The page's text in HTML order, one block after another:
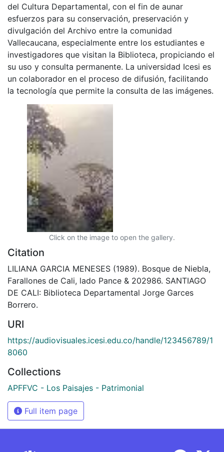
del Cultura Departamental, con el fin de aunar
esfuerzos para su conservación, preservación y
divulgación del Archivo entre la comunidad
Vallecaucana, especialmente entre los estudiantes e
investigadores que visitan la Biblioteca, propiciando el
su uso y consulta permanente. La universidad Icesi es
un colaborador en el proceso de difusión, facilitando
la tecnología que permite la consulta de las imágenes.
Click on the image to open the gallery.
Citation
LILIANA GARCIA MENESES (1989). Bosque de Niebla,
Farallones de Cali, lado Pance & 202986. SANTIAGO
DE CALI: Biblioteca Departamental Jorge Garces
Borrero.
URI
https://audiovisuales.icesi.edu.co/handle/123456789/1
8060
Collections
APFFVC - Los Paisajes - Patrimonial
Full item page